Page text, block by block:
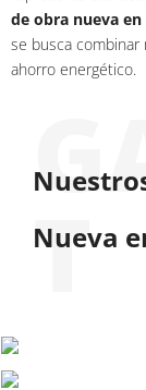
de obra nueva en
se busca combinar
ahorro energético.
Nueva